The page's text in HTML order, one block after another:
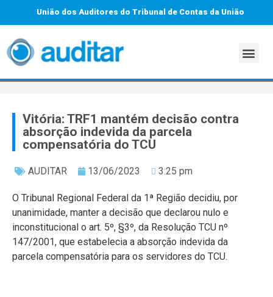
União dos Auditores do Tribunal de Contas da União
Vitória: TRF1 mantém decisão contra
absorção indevida da parcela
compensatória do TCU
AUDITAR 13/06/2023 3:25 pm
O Tribunal Regional Federal da 1ª Região decidiu, por
unanimidade, manter a decisão que declarou nulo e
inconstitucional o art. 5º, §3º, da Resolução TCU nº
147/2001, que estabelecia a absorção indevida da
parcela compensatória para os servidores do TCU.